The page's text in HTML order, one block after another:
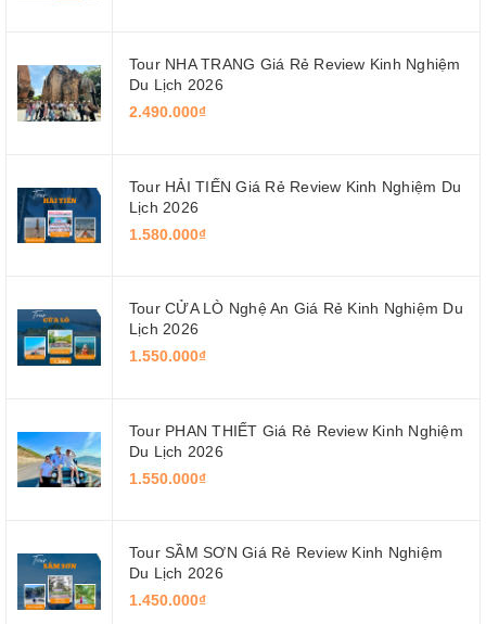
Tour NHA TRANG Giá Rẻ Review Kinh Nghiệm
Du Lịch 2026
2.490.000₫
Tour HẢI TIẾN Giá Rẻ Review Kinh Nghiệm Du
Lịch 2026
1.580.000₫
Tour CỬA LÒ Nghệ An Giá Rẻ Kinh Nghiệm Du
Lịch 2026
1.550.000₫
Tour PHAN THIẾT Giá Rẻ Review Kinh Nghiệm
Du Lịch 2026
1.550.000₫
Tour SẦM SƠN Giá Rẻ Review Kinh Nghiệm
Du Lịch 2026
1.450.000₫